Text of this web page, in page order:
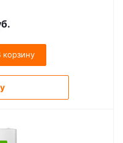
корзину